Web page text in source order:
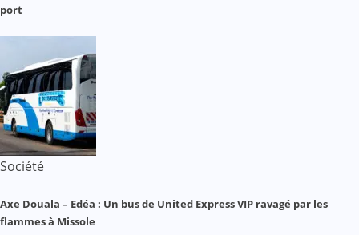
port
Société
Axe Douala – Edéa : Un bus de United Express VIP ravagé par les
flammes à Missole